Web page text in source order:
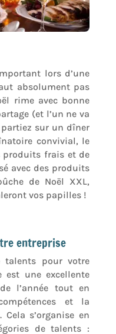
lors d’une
absolument pas
rime avec bonne
(et l’un ne va
partiez sur un dîner
convivial, le
produits frais et de
avec des produits
de Noël XXL,
vos papilles !
entreprise
talents pour votre
est une excellente
l’année tout en
et la
s’organise en
de talents :